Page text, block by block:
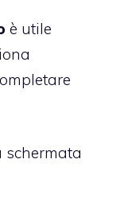
è utile
schermata